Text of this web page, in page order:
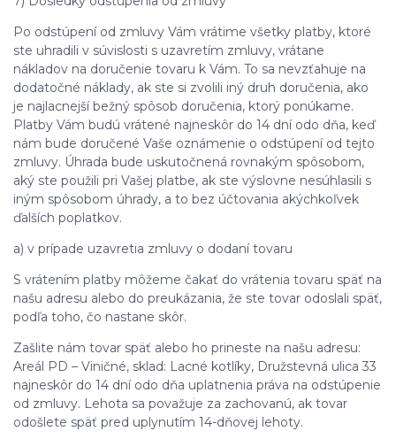
Po odstúpení od zmluvy Vám vrátime všetky platby, ktoré
ste uhradili v súvislosti s uzavretím zmluvy, vrátane
nákladov na doručenie tovaru k Vám. To sa nevzťahuje na
dodatočné náklady, ak ste si zvolili iný druh doručenia, ako
je najlacnejší bežný spôsob doručenia, ktorý ponúkame.
Platby Vám budú vrátené najneskôr do 14 dní odo dňa, keď
nám bude doručené Vaše oznámenie o odstúpení od tejto
zmluvy. Úhrada bude uskutočnená rovnakým spôsobom,
aký ste použili pri Vašej platbe, ak ste výslovne nesúhlasili s
iným spôsobom úhrady, a to bez účtovania akýchkoľvek
ďalších poplatkov.
a) v prípade uzavretia zmluvy o dodaní tovaru
S vrátením platby môžeme čakať do vrátenia tovaru späť na
našu adresu alebo do preukázania, že ste tovar odoslali späť,
podľa toho, čo nastane skôr.
Zašlite nám tovar späť alebo ho prineste na našu adresu:
Areál PD – Viničné, sklad: Lacné kotlíky, Družstevná ulica 33
najneskôr do 14 dní odo dňa uplatnenia práva na odstúpenie
od zmluvy. Lehota sa považuje za zachovanú, ak tovar
odošlete späť pred uplynutím 14-dňovej lehoty.